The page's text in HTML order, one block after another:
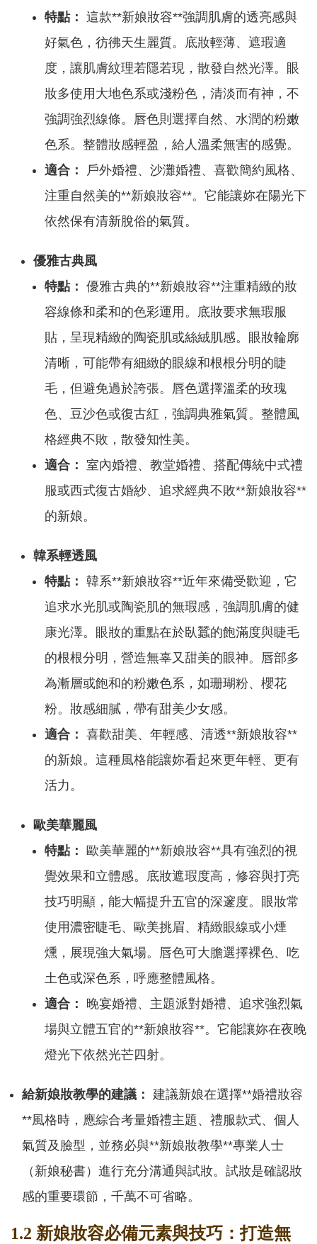
特點： 這款**新娘妝容**強調肌膚的透亮感與
好氣色，彷彿天生麗質。底妝輕薄、遮瑕適
度，讓肌膚紋理若隱若現，散發自然光澤。眼
妝多使用大地色系或淺粉色，清淡而有神，不
強調強烈線條。唇色則選擇自然、水潤的粉嫩
色系。整體妝感輕盈，給人溫柔無害的感覺。
適合：
戶外婚禮、沙灘婚禮、喜歡簡約風格、
注重自然美的**新娘妝容**。它能讓妳在陽光下
依然保有清新脫俗的氣質。
優雅古典風
特點： 優雅古典的**新娘妝容**注重精緻的妝
容線條和柔和的色彩運用。底妝要求無瑕服
貼，呈現精緻的陶瓷肌或絲絨肌感。眼妝輪廓
清晰，可能帶有細緻的眼線和根根分明的睫
毛，但避免過於誇張。唇色選擇溫柔的玫瑰
色、豆沙色或復古紅，強調典雅氣質。整體風
格經典不敗，散發知性美。
適合： 室內婚禮、教堂婚禮、搭配傳統中式禮
服或西式復古婚紗、追求經典不敗**新娘妝容**
的新娘。
韓系輕透風
特點： 韓系**新娘妝容**近年來備受歡迎，它
追求水光肌或陶瓷肌的無瑕感，強調肌膚的健
康光澤。眼妝的重點在於臥蠶的飽滿度與睫毛
的根根分明，營造無辜又甜美的眼神。唇部多
為漸層或飽和的粉嫩色系，如珊瑚粉、櫻花
粉。妝感細膩，帶有甜美少女感。
適合： 喜歡甜美、年輕感、清透**新娘妝容**
的新娘。這種風格能讓妳看起來更年輕、更有
活力。
歐美華麗風
特點：
歐美華麗的**新娘妝容**具有強烈的視
覺效果和立體感。底妝遮瑕度高，修容與打亮
技巧明顯，能大幅提升五官的深邃度。眼妝常
使用濃密睫毛、歐美挑眉、精緻眼線或小煙
燻，展現強大氣場。唇色可大膽選擇裸色、吃
土色或深色系，呼應整體風格。
適合：
晚宴婚禮、主題派對婚禮、追求強烈氣
場與立體五官的**新娘妝容**。它能讓妳在夜晚
燈光下依然光芒四射。
給新娘妝教學的建議： 建議新娘在選擇**婚禮妝容
**風格時，應綜合考量婚禮主題、禮服款式、個人
氣質及臉型，並務必與**新娘妝教學**專業人士
（新娘秘書）進行充分溝通與試妝。試妝是確認妝
感的重要環節，千萬不可省略。
1.2 新娘妝容必備元素與技巧：打造無